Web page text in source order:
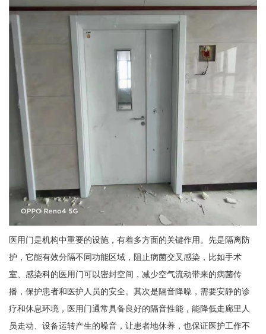
医用门是机构中重要的设施，有着多方面的关键作用。先是隔离防
护，它能有效分隔不同功能区域，阻止病菌交叉感染，比如手术
室、感染科的医用门可以密封空间，减少空气流动带来的病菌传
播，保护患者和医护人员的安全。其次是隔音降噪，需要安静的诊
疗和休息环境，医用门通常具备良好的隔音性能，能降低走廊里人
员走动、设备运转产生的噪音，让患者地休养，也保证医护工作不